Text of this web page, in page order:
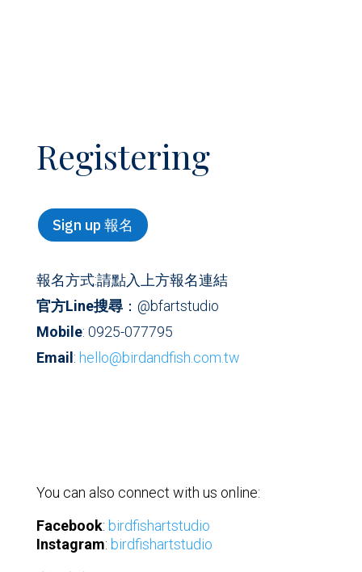
Registering
Sign up 報名
報名方式:請點入上方報名連結
官方Line搜尋：@bfartstudio
Mobile: 0925-077795
Email : hello@birdandfish.com.tw
You can also connect with us online:
Facebook: birdfishartstudio
Instagram: birdfishartstudio